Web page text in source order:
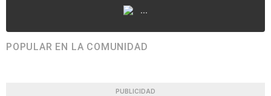
...
POPULAR EN LA COMUNIDAD
PUBLICIDAD